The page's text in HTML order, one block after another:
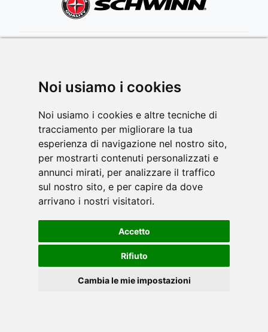
Noi usiamo i cookies
Noi usiamo i cookies e altre tecniche di
tracciamento per migliorare la tua
esperienza di navigazione nel nostro sito,
per mostrarti contenuti personalizzati e
annunci mirati, per analizzare il traffico
sul nostro sito, e per capire da dove
arrivano i nostri visitatori.
Accetto
Rifiuto
Cambia le mie impostazioni
Abbiamo portato la sensazione della strada nel
Radicata nel settore cardio, Star Trac è cresciuta
per innovare e creare prodotti che mantengono le
persone in movimento e creano buone abitudini in
termine di salute e fitness. Concentrandoci [...]